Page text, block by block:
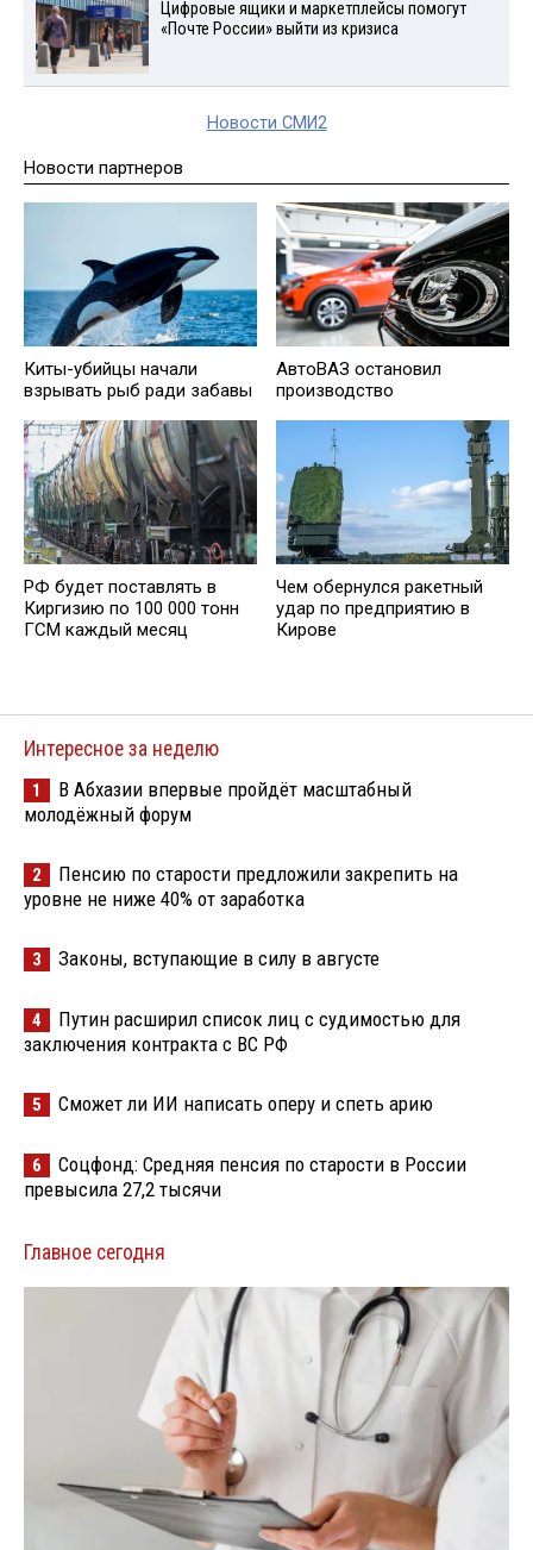
Цифровые ящики и маркетплейсы помогут
«Почте России» выйти из кризиса
Новости СМИ2
Новости партнеров
Киты-убийцы начали
взрывать рыб ради забавы
АвтоВАЗ остановил
производство
РФ будет поставлять в
Киргизию по 100 000 тонн
ГСМ каждый месяц
Чем обернулся ракетный
удар по предприятию в
Кирове
Интересное за неделю
1
В Абхазии впервые пройдёт масштабный
молодёжный форум
2
Пенсию по старости предложили закрепить на
уровне не ниже 40% от заработка
3 Законы, вступающие в силу в августе
4
Путин расширил список лиц с судимостью для
заключения контракта с ВС РФ
5 Сможет ли ИИ написать оперу и спеть арию
6
Соцфонд: Средняя пенсия по старости в России
превысила 27,2 тысячи
Главное сегодня